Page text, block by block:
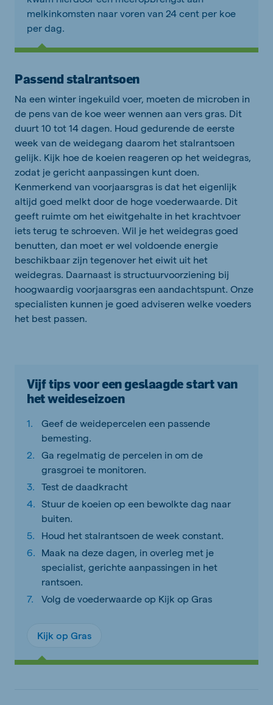
melkinkomsten naar voren van 24 cent per koe
per dag.
Passend stalrantsoen
Na een winter ingekuild voer, moeten de microben in
de pens van de koe weer wennen aan vers gras. Dit
duurt 10 tot 14 dagen. Houd gedurende de eerste
week van de weidegang daarom het stalrantsoen
gelijk. Kijk hoe de koeien reageren op het weidegras,
zodat je gericht aanpassingen kunt doen.
Kenmerkend van voorjaarsgras is dat het eigenlijk
altijd goed melkt door de hoge voederwaarde. Dit
geeft ruimte om het eiwitgehalte in het krachtvoer
iets terug te schroeven. Wil je het weidegras goed
benutten, dan moet er wel voldoende energie
beschikbaar zijn tegenover het eiwit uit het
weidegras. Daarnaast is structuurvoorziening bij
hoogwaardig voorjaarsgras een aandachtspunt. Onze
specialisten kunnen je goed adviseren welke voeders
het best passen.
Vijf tips voor een geslaagde start van
het weideseizoen
Geef de weidepercelen een passende
bemesting.
Ga regelmatig de percelen in om de
grasgroei te monitoren.
Test de daadkracht
Stuur de koeien op een bewolkte dag naar
buiten.
Houd het stalrantsoen de week constant.
Maak na deze dagen, in overleg met je
specialist, gerichte aanpassingen in het
rantsoen.
Volg de voederwaarde op Kijk op Gras
Kijk op Gras